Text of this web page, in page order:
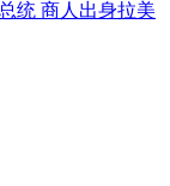
统 商人出身拉美